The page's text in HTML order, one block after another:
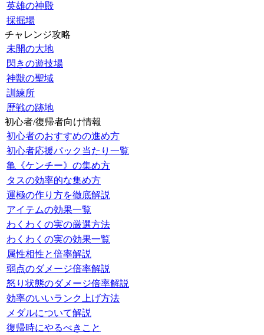
英雄の神殿
採掘場
チャレンジ攻略
未開の大地
閃きの遊技場
神獣の聖域
訓練所
歴戦の跡地
初心者/復帰者向け情報
初心者のおすすめの進め方
初心者応援パック当たり一覧
亀《ケンチー》の集め方
タスの効率的な集め方
運極の作り方を徹底解説
アイテムの効果一覧
わくわくの実の厳選方法
わくわくの実の効果一覧
属性相性と倍率解説
弱点のダメージ倍率解説
怒り状態のダメージ倍率解説
効率のいいランク上げ方法
メダルについて解説
復帰時にやるべきこと